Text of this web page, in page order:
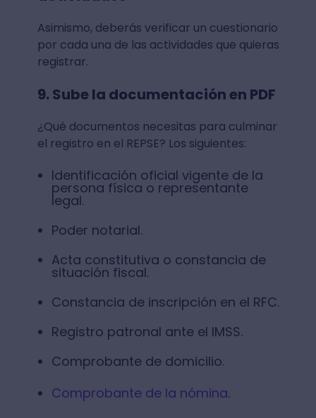
Asimismo, deberás verificar un cuestionario
por cada una de las actividades que quieras
registrar.
9. Sube la documentación en PDF
¿Qué documentos necesitas para culminar
el registro en el REPSE? Los siguientes:
Identificación oficial vigente de la
persona física o representante
legal.
Poder notarial.
Acta constitutiva o constancia de
situación fiscal.
Constancia de inscripción en el RFC.
Registro patronal ante el IMSS.
Comprobante de domicilio.
Comprobante de la nómina.